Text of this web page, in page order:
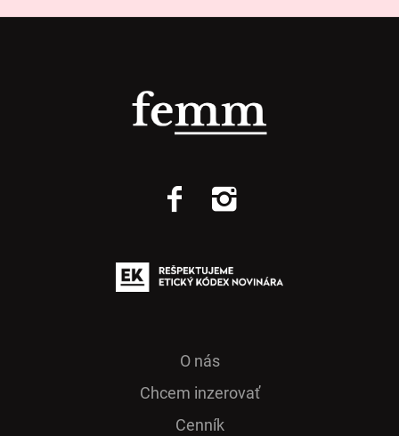
O nás
Chcem inzerovať
Cenník